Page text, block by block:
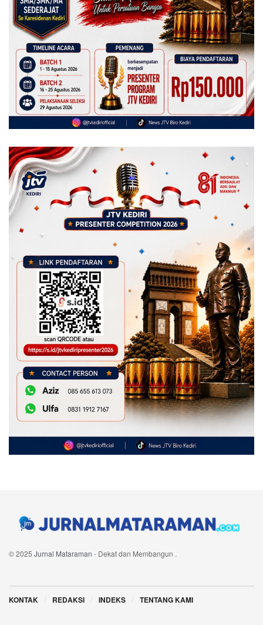
© 2025 Jurnal Mataraman - Dekat dan Membangun .
KONTAK REDAKSI INDEKS TENTANG KAMI